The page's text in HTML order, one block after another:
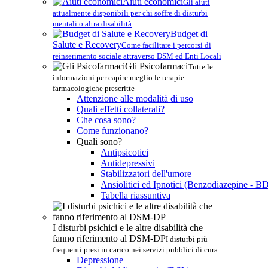
Gli aiuti
attualmente disponibili per chi soffre di disturbi
mentali o altra disabilità
Budget di
Salute e RecoveryCome facilitare i percorsi di
reinserimento sociale attraverso DSM ed Enti Locali
Gli PsicofarmaciTutte le
informazioni per capire meglio le terapie
farmacologiche prescritte
Attenzione alle modalità di uso
Quali effetti collaterali?
Che cosa sono?
Come funzionano?
Quali sono?
Antipsicotici
Antidepressivi
Stabilizzatori dell'umore
Ansiolitici ed Ipnotici (Benzodiazepine -
Tabella riassuntiva
I disturbi psichici e le altre disabilità che
fanno riferimento al DSM-DPI disturbi più
frequenti presi in carico nei servizi pubblici di cura
Depressione